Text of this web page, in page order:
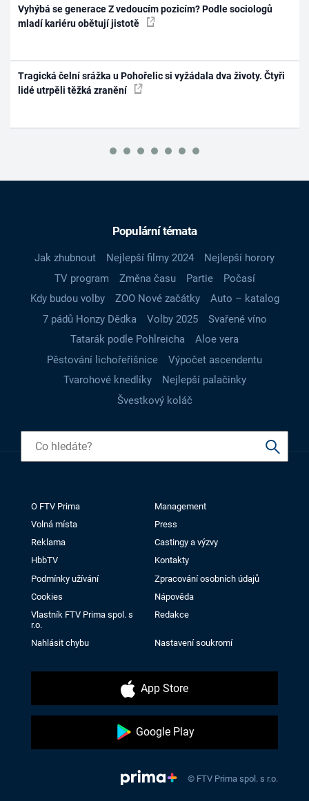
Vyhýbá se generace Z vedoucím pozicím? Podle sociologů
mladí kariéru obětují jistotě
Tragická čelní srážka u Pohořelic si vyžádala dva životy. Čtyři
lidé utrpěli těžká zranění
Populární témata
Jak zhubnout Nejlepší filmy 2024
Nejlepší horory
TV program
Změna času Partie
Počasí
Kdy budou volby
ZOO Nové začátky
Auto – katalog
7 pádů Honzy Dědka
Volby 2025
Svařené víno
Tatarák podle Pohlreicha
Aloe vera
Pěstování lichořeřišnice
Výpočet ascendentu
Tvarohové knedlíky
Nejlepší palačinky
Švestkový koláč
O FTV Prima
Management
Volná místa
Press
Reklama
Castingy a výzvy
HbbTV
Kontakty
Podmínky užívání
Zpracování osobních údajů
Cookies
Nápověda
Vlastník FTV Prima spol. s
r.o.
Redakce
Nahlásit chybu Nastavení soukromí
App Store
Google Play
© FTV Prima spol. s r.o.